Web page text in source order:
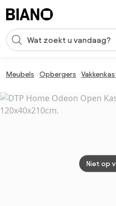
Zoekopdracht invoeren
Meubels Opbergers
Niet op